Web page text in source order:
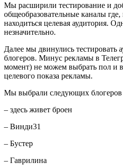
Мы расширили тестирование и
общеобразовательные каналы
находиться целевая аудитория.
незначительно.
Далее мы двинулись тестировать
блогеров. Минус рекламы в
момент) не можем выбрать пол и
целевого показа рекламы.
Мы выбрали следующих блогеров
– здесь живет броен
– Винди31
– Бустер
– Гаврилина